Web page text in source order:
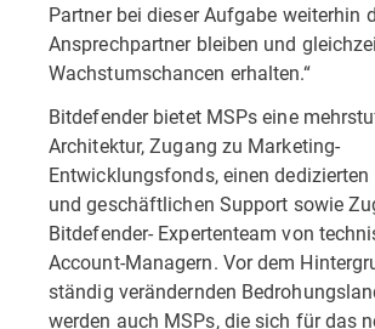
Partner bei dieser Aufgabe weiterhin
Ansprechpartner bleiben und
Wachstumschancen erhalten.“
Bitdefender bietet MSPs eine
Architektur, Zugang zu Marketing-
Entwicklungsfonds, einen dedizierten
und geschäftlichen Support sowie
Bitdefender- Expertenteam von
Account-Managern. Vor dem
ständig verändernden
werden auch MSPs, die sich für das